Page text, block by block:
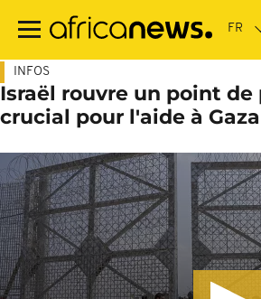
contenu
INFOS
Israël rouvre un point de
crucial pour l'aide à Gaza